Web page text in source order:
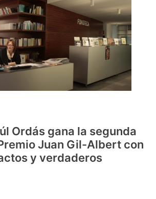
Ordás gana la segunda
Juan Gil-Albert con
y verdaderos